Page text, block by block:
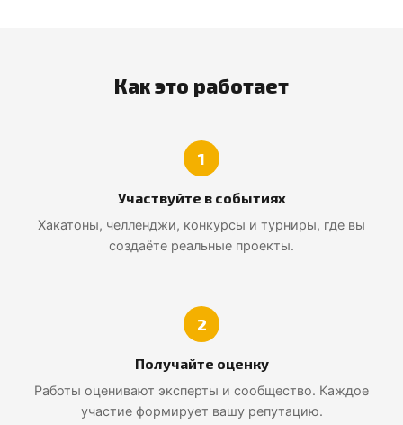
Как это работает
1
Участвуйте в событиях
Хакатоны, челленджи, конкурсы и турниры, где вы
создаёте реальные проекты.
2
Получайте оценку
Работы оценивают эксперты и сообщество. Каждое
участие формирует вашу репутацию.